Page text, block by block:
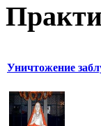
Уничтожение